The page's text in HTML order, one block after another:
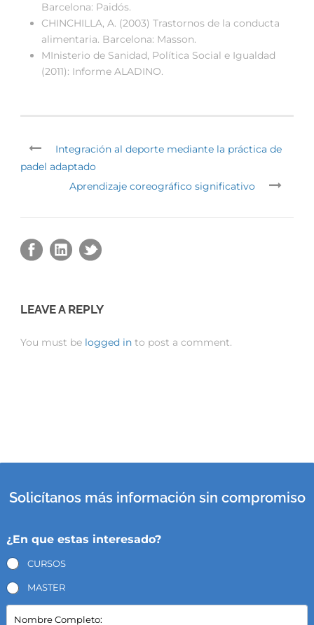
Barcelona: Paidós.
CHINCHILLA, A. (2003) Trastornos de la conducta
alimentaria. Barcelona: Masson.
MInisterio de Sanidad, Política Social e Igualdad
(2011): Informe ALADINO.
Integración al deporte mediante la práctica de
padel adaptado
Aprendizaje coreográfico significativo
LEAVE A REPLY
You must be logged in to post a comment.
Solicítanos más información sin compromiso
¿En que estas interesado?
CURSOS
MASTER
N